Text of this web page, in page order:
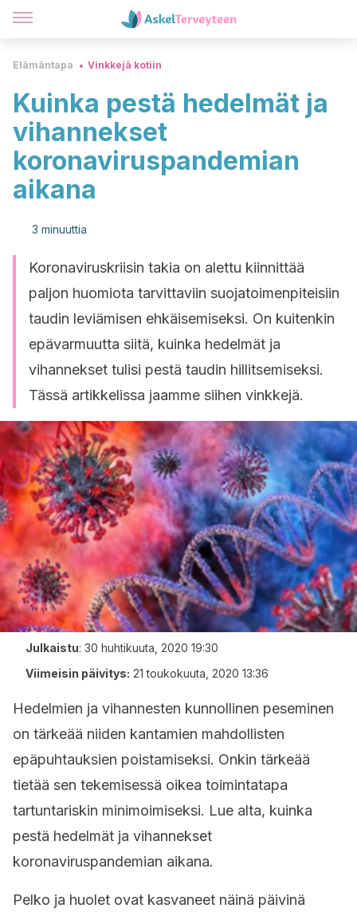
Elämäntapa Vinkkejä kotiin
Kuinka pestä hedelmät ja
vihannekset
koronaviruspandemian
aikana
3 minuuttia
Koronaviruskriisin takia on alettu kiinnittää
paljon huomiota tarvittaviin suojatoimenpiteisiin
taudin leviämisen ehkäisemiseksi. On kuitenkin
epävarmuutta siitä, kuinka hedelmät ja
vihannekset tulisi pestä taudin hillitsemiseksi.
Tässä artikkelissa jaamme siihen vinkkejä.
Julkaistu: 30 huhtikuuta, 2020 19:30
Viimeisin päivitys: 21 toukokuuta, 2020 13:36
Hedelmien ja vihannesten kunnollinen peseminen
on tärkeää niiden kantamien mahdollisten
epäpuhtauksien poistamiseksi. Onkin tärkeää
tietää sen tekemisessä oikea toimintatapa
tartuntariskin minimoimiseksi. Lue alta, kuinka
pestä hedelmät ja vihannekset
koronaviruspandemian aikana.
Pelko ja huolet ovat kasvaneet näinä päivinä